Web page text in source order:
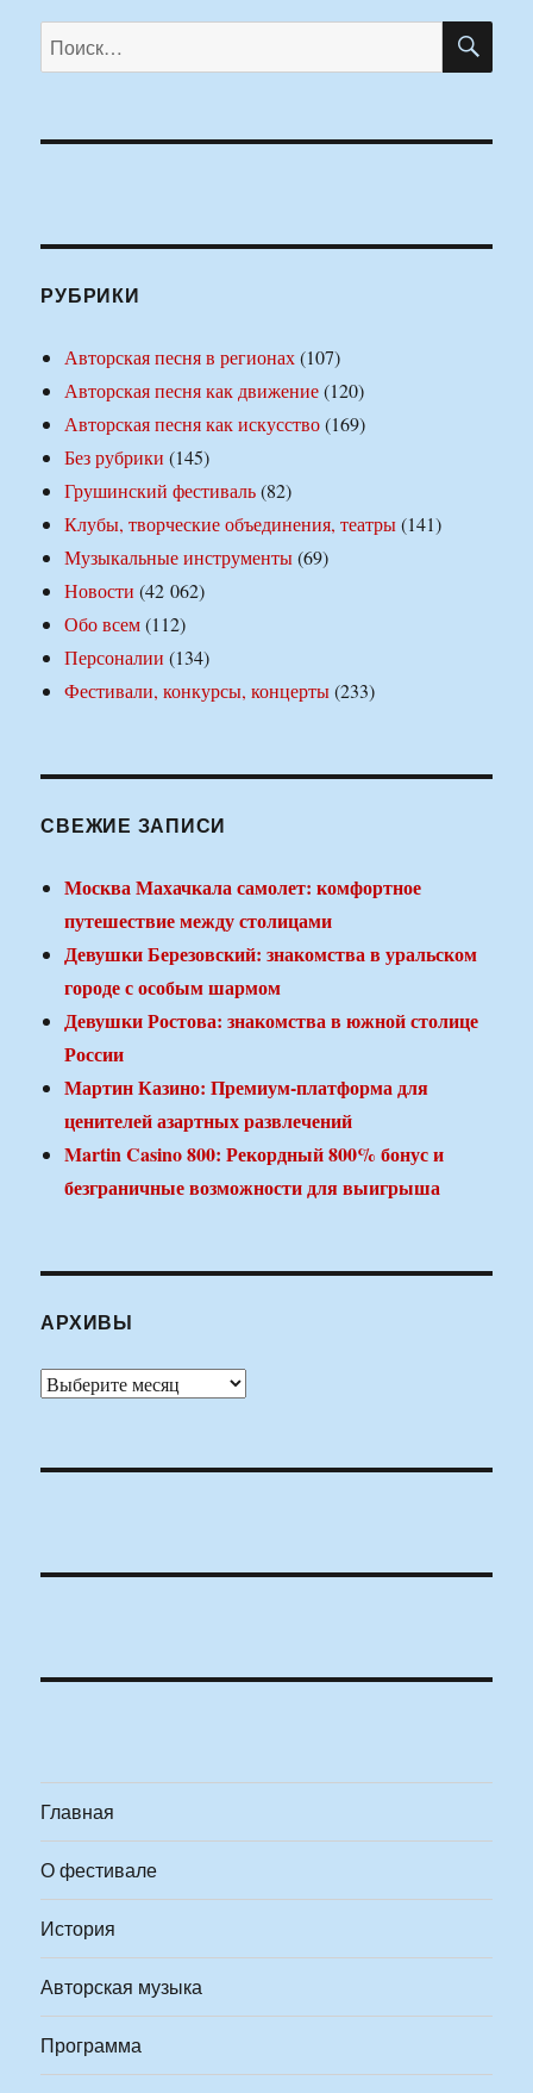
Искать:
РУБРИКИ
Авторская песня в регионах(107)
Авторская песня как движение(120)
Авторская песня как искусство(169)
Без рубрики (145)
Грушинский фестиваль(82)
Клубы, творческие объединения, театры(141)
Музыкальные инструменты(69)
Новости (42 062)
Обо всем(112)
Персоналии (134)
Фестивали, конкурсы, концерты(233)
СВЕЖИЕ ЗАПИСИ
Москва Махачкала самолет: комфортное
путешествие между столицами
Девушки Березовский: знакомства в уральском
городе с особым шармом
Девушки Ростова: знакомства в южной столице
России
Мартин Казино: Премиум-платформа для
ценителей азартных развлечений
Martin Casino 800: Рекордный 800% бонус и
безграничные возможности для выигрыша
АРХИВЫ
Архивы
Главная
О фестивале
История
Авторская музыка
Программа